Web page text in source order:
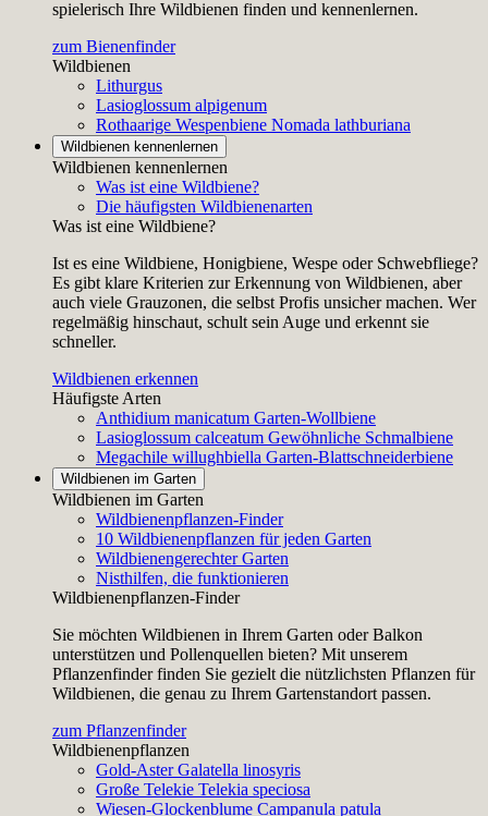
spielerisch Ihre Wildbienen finden und kennenlernen.
zum Bienenfinder
Wildbienen
Lithurgus
Lasioglossum alpigenum
Rothaarige Wespenbiene Nomada lathburiana
Wildbienen kennenlernen
Wildbienen kennenlernen
Was ist eine Wildbiene?
Die häufigsten Wildbienenarten
Was ist eine Wildbiene?
Ist es eine Wildbiene, Honigbiene, Wespe oder Schwebfliege?
Es gibt klare Kriterien zur Erkennung von Wildbienen, aber
auch viele Grauzonen, die selbst Profis unsicher machen. Wer
regelmäßig hinschaut, schult sein Auge und erkennt sie
schneller.
Wildbienen erkennen
Häufigste Arten
Anthidium manicatum Garten-Wollbiene
Lasioglossum calceatum Gewöhnliche Schmalbiene
Megachile willughbiella Garten-Blattschneiderbiene
Wildbienen im Garten
Wildbienen im Garten
Wildbienenpflanzen-Finder
10 Wildbienenpflanzen für jeden Garten
Wildbienengerechter Garten
Nisthilfen, die funktionieren
Wildbienenpflanzen-Finder
Sie möchten Wildbienen in Ihrem Garten oder Balkon
unterstützen und Pollenquellen bieten? Mit unserem
Pflanzenfinder finden Sie gezielt die nützlichsten Pflanzen für
Wildbienen, die genau zu Ihrem Gartenstandort passen.
zum Pflanzenfinder
Wildbienenpflanzen
Gold-Aster Galatella linosyris
Große Telekie Telekia speciosa
Wiesen-Glockenblume Campanula patula